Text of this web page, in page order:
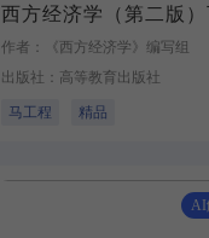
西方经济学（第二版
作者：《西方经济学》编写组
出版社：高等教育出版社
马工程 精品
AI